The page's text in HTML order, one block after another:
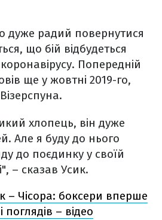
дуже радий повернутися
що бій відбудеться
Попередній
ще у жовтні 2019-го,
хлопець, він дуже
Але я буду до нього
до поєдинку у своїй
– сказав Усик.
– Чісора: боксери вперше
поглядів – відео